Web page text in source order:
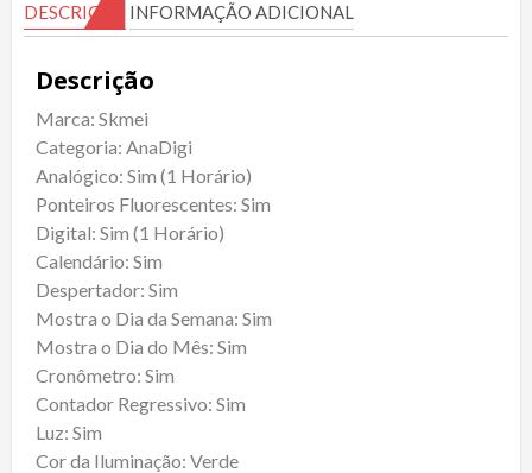
DESCRIÇÃO INFORMAÇÃO ADICIONAL
Descrição
Marca: Skmei
Categoria: AnaDigi
Analógico: Sim (1 Horário)
Ponteiros Fluorescentes: Sim
Digital: Sim (1 Horário)
Calendário: Sim
Despertador: Sim
Mostra o Dia da Semana: Sim
Mostra o Dia do Mês: Sim
Cronômetro: Sim
Contador Regressivo: Sim
Luz: Sim
Cor da Iluminação: Verde